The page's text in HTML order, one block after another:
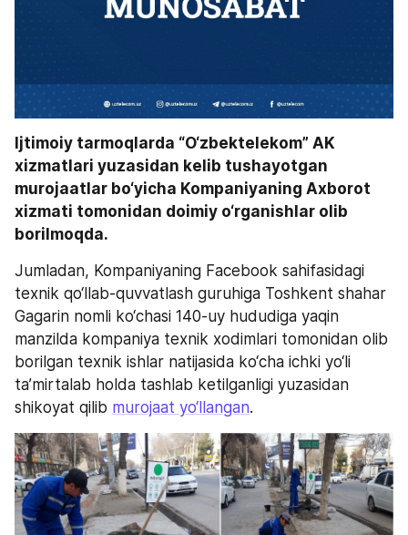
Ijtimoiy tarmoqlarda “O‘zbektelekom” AK
xizmatlari yuzasidan kelib tushayotgan
murojaatlar bo‘yicha Kompaniyaning Axborot
xizmati tomonidan doimiy o‘rganishlar olib
borilmoqda.
Jumladan, Kompaniyaning Facebook sahifasidagi
texnik qo‘llab-quvvatlash guruhiga Toshkent shahar
Gagarin nomli ko‘chasi 140-uy hududiga yaqin
manzilda kompaniya texnik xodimlari tomonidan olib
borilgan texnik ishlar natijasida ko‘cha ichki yo‘li
ta’mirtalab holda tashlab ketilganligi yuzasidan
shikoyat qilib murojaat yo‘llangan.